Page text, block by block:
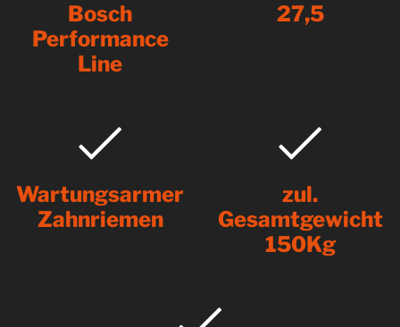
Bosch
Performance
Line
27,5
Wartungsarmer
Zahnriemen
zul.
Gesamtgewicht
150Kg